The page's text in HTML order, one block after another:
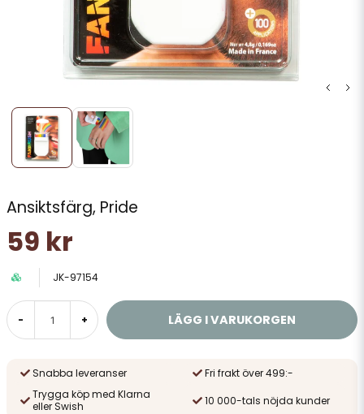
Ansiktsfärg, Pride
59 kr
JK-97154
- + LÄGG I VARUKORGEN
Snabba leveranser
Fri frakt över 499:-
Trygga köp med Klarna
eller Swish
10 000-tals nöjda kunder